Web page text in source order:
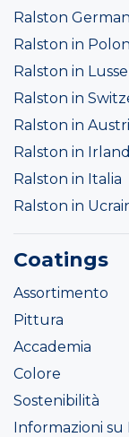
Ralston
Ralston in
Ralston in
Ralston in
Ralston in
Ralston in
Ralston in Italia
Ralston in
Coatings
Assortimento
Pittura
Accademia
Colore
Sostenibilità
Informazioni su